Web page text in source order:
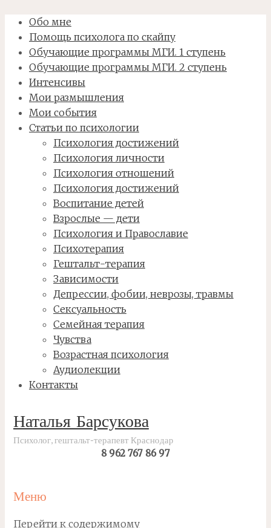
Обо мне
Помощь психолога по скайпу
Обучающие программы МГИ. 1 ступень
Обучающие программы МГИ. 2 ступень
Интенсивы
Мои размышления
Мои события
Статьи по психологии
Психология достижений
Психология личности
Психология отношений
Психология достижений
Воспитание детей
Взрослые — дети
Психология и Православие
Психотерапия
Гештальт-терапия
Зависимости
Депрессии, фобии, неврозы, травмы
Сексуальность
Семейная терапия
Чувства
Возрастная психология
Аудиолекции
Контакты
Наталья Барсукова
Психолог, гештальт-терапевт Краснодар
8 962 767 86 97
Меню
Перейти к содержимому